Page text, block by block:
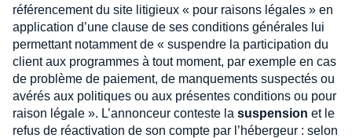
référencement du site litigieux « pour raisons légales » en
application d’une clause de ses conditions générales lui
permettant notamment de « suspendre la participation du
client aux programmes à tout moment, par exemple en cas
de problème de paiement, de manquements suspectés ou
avérés aux politiques ou aux présentes conditions ou pour
raison légale ». L’annonceur conteste la suspension et le
refus de réactivation de son compte par l’hébergeur : selon